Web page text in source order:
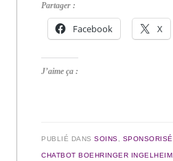
Partager :
Facebook X
J’aime ça :
PUBLIÉ DANSSOINS SPONSORISÉ
CHATBOT BOEHRINGER INGELHEIM